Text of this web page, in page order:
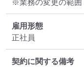
※業務の変更の範囲
雇用形態
正社員
契約に関する備考